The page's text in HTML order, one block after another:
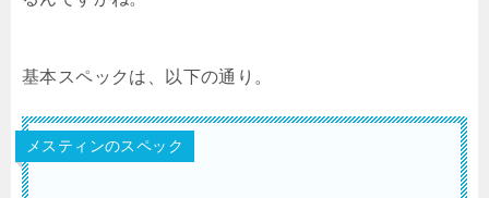
基本スペックは、以下の通り。
メスティンのスペック